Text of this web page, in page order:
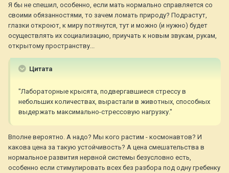
Я бы не спешил, особенно, если мать нормально справляется со
своими обязанностями, то зачем ломать природу? Подрастут,
глазки откроют, к миру потянутся, тут и можно (и нужно) будет
осуществлять их социализацию, приучать к новым звукам, рукам,
открытому пространству...
Цитата
"Лабораторные крысята, подвергавшиеся стрессу в
небольших количествах, вырастали в животных, способных
выдержать максимально-стрессовую нагрузку."
Вполне вероятно. А надо? Мы кого растим - космонавтов? И
какова цена за такую устойчивость? А цена смешательства в
нормальное развития нервной системы безусловно есть,
особенно если стимулировать всех без разбора под одну гребенку